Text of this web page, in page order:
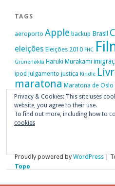
TAGS
aeroporto Apple backup Brasil
eleições Eleições 2010 FHC
Grünerløkka Haruki Murakami
ipod julgamento justiça Kindle
maratona Maratona de Oslo
movimento passe livre música nike
Portugal Privacidade protestos PT
Vitória da Conquista
Proudly powered byWordPress|
Topo
Privacy & Cookies: This site uses
website, you agree to their use.
To find out more, including how to
cookies